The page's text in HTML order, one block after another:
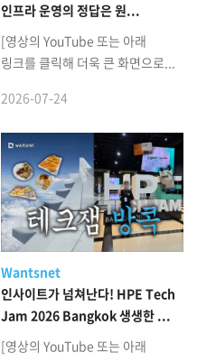
인프라 운영의 정답은 원...
[영상의 YouTube 또는 아래
링크를 클릭해 더욱 큰 화면으로...
2026-07-24
Wantsnet
인사이트가 넘쳐난다! HPE Tech
Jam 2026 Bangkok 생생한 ...
[영상의 YouTube 또는 아래